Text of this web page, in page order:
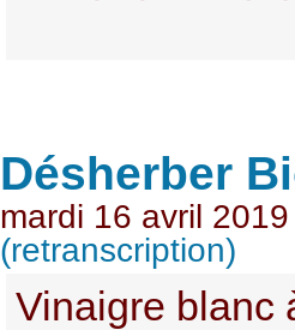
Désherber
mardi 16 avril 2019
(retranscription)
Vinaigre blanc